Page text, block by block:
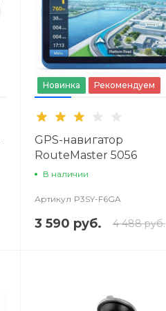
Новинка Рекомендуем
GPS-навигатор
RouteMaster 5056
В наличии
Артикул P3SY-F6GA
3 590 руб. 4 488 руб.